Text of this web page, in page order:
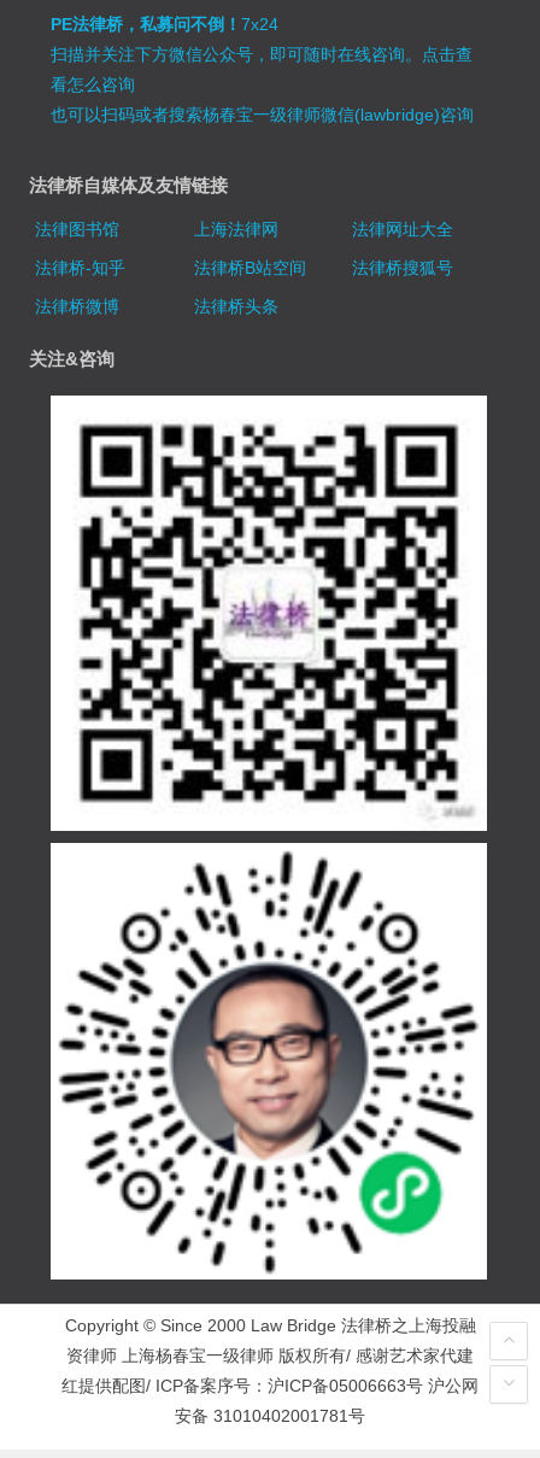
PE法律桥，私募问不倒！7x24
扫描并关注下方微信公众号，即可随时在线咨询。 点击查
看怎么咨询
也可以扫码或者搜索杨春宝一级律师微信(lawbridge)咨询
法律桥自媒体及友情链接
法律图书馆 上海法律网
法律网址大全
法律桥-知乎
法律桥B站空间
法律桥搜狐号
法律桥微博
法律桥头条
关注&咨询
Copyright © Since 2000 Law Bridge 法律桥之上海投融
资律师 上海杨春宝一级律师 版权所有/ 感谢艺术家代建
红提供配图/ ICP备案序号： 沪ICP备05006663号 沪公网
安备 31010402001781号